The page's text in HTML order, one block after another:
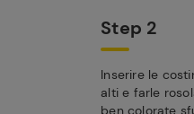
Step 2
Inserire le
alti e farle
ben colorate